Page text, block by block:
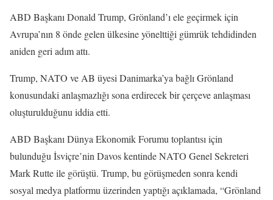
ABD Başkanı Donald Trump, Grönland’ı ele geçirmek için
Avrupa’nın 8 önde gelen ülkesine yönelttiği gümrük tehdidinden
aniden geri adım attı.
Trump, NATO ve AB üyesi Danimarka’ya bağlı Grönland
konusundaki anlaşmazlığı sona erdirecek bir çerçeve anlaşması
oluşturulduğunu iddia etti.
ABD Başkanı Dünya Ekonomik Forumu toplantısı için
bulunduğu İsviçre’nin Davos kentinde NATO Genel Sekreteri
Mark Rutte ile görüştü. Trump, bu görüşmeden sonra kendi
sosyal medya platformu üzerinden yaptığı açıklamada, “Grönland